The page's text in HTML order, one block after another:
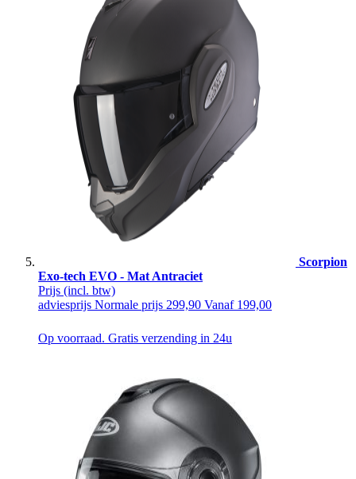
Scorpion
Exo-tech EVO - Mat Antraciet
Prijs (incl. btw)
adviesprijs Normale prijs 299,90 Vanaf 199,00
Op voorraad. Gratis verzending in 24u